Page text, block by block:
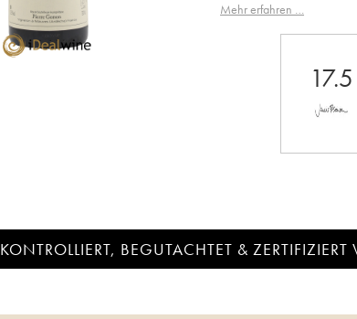
Mehr erfahren …
17.5
KONTROLLIERT, BEGUTACHTET &